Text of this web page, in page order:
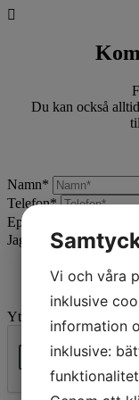
Du kan också
Namn*
Telefon*
Epost
Jag vill: *
Ytterligare beskrivning
Vi och våra
inklusive
information
inklusive: